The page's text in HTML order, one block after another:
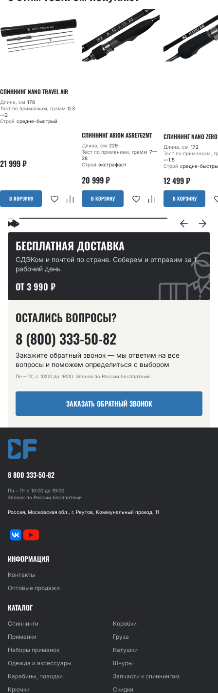
СПИННИНГ NANO TRAVEL AIR
Длина, см 176
Тест по приманкам, грамм 0.3
—2
Строй средне-быстрый
21 999₽
В КОРЗИНУ
СПИННИНГ ARION ASRE762MT
Длина, см 229
Тест по приманкам, грамм 7—
28
Строй экстрафаст
20 999₽
В КОРЗИНУ
СПИННИНГ NANO ZERO
Длина, см 172
Тест по приманкам,
—1.5
Строй средне-
12 499₽
В КОРЗИНУ
БЕСПЛАТНАЯ ДОСТАВКА
СДЭКом и почтой по стране. Соберем и отправим за 1
рабочий день
ОТ 3 990 ₽
ОСТАЛИСЬ ВОПРОСЫ?
8 (800) 333-50-82
Закажите обратный звонок — мы ответим на все
вопросы и поможем определиться с выбором
Пн – Пт, с 10:00 до 19:00. Звонок по России бесплатный
ЗАКАЗАТЬ ОБРАТНЫЙ ЗВОНОК
8 800 333-50-82
Пн - Пт с 10:00 до 19:00
Звонок по России бесплатный
Россия, Московская обл., г. Реутов, Коммунальный проезд, 11
ИНФОРМАЦИЯ
Контакты
Оптовые продажи
КАТАЛОГ
Спиннинги
Коробки
Приманки
Груза
Наборы приманок
Катушки
Одежда и аксессуары
Шнуры
Карабины, поводки
Запчасти к спиннингам
Крючки
Скидки